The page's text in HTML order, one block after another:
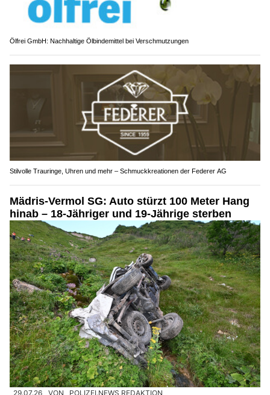
Ölfrei GmbH: Nachhaltige Ölbindemittel bei Verschmutzungen
Stilvolle Trauringe, Uhren und mehr – Schmuckkreationen der Federer AG
Mädris-Vermol SG: Auto stürzt 100 Meter Hang
hinab – 18-Jähriger und 19-Jährige sterben
29.07.26 VON POLIZEI.NEWS REDAKTION